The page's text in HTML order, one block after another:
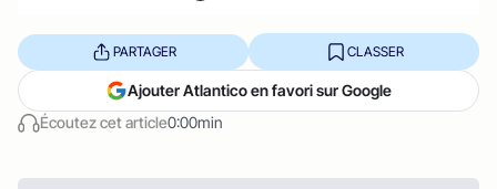
Écoutez cet article0:00min
PARTAGER CLASSER
Ajouter Atlantico en favori sur Google